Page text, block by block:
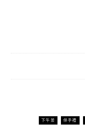
下午茶 伴手禮